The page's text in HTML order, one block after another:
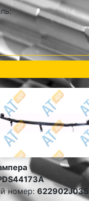
номер: 622902J035